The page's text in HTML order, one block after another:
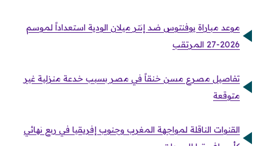
موعد مباراة يوفنتوس ضد إنتر ميلان الودية استعداداً لموسم
2026-27 المرتقب
تفاصيل مصرع مسن خنقاً في مصر بسبب خدعة منزلية غير
متوقعة
القنوات الناقلة لمواجهة المغرب وجنوب إفريقيا في ربع نهائي